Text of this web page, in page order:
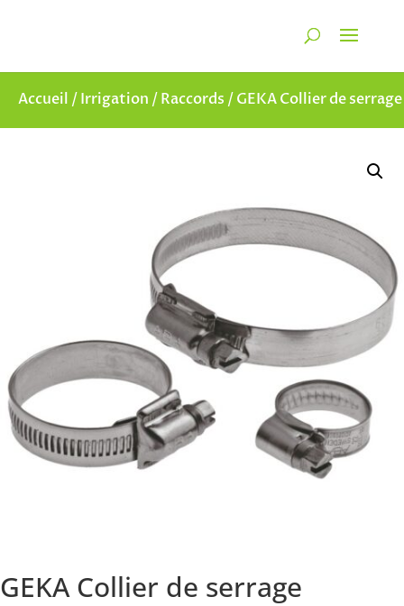
Accueil /Irrigation /Raccords / GEKA Collier de serrage
GEKA Collier de serrage